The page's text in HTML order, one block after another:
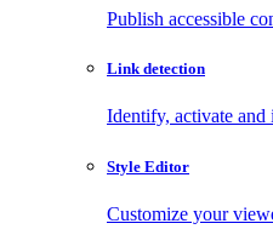
Publish accessible
Link detection
Identify, activate
Style Editor
Customize your